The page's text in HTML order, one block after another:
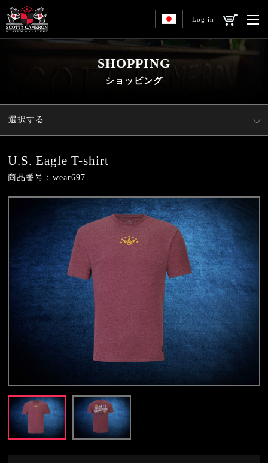
Log in
SHOPPING
ショッピング
選択する
U.S. Eagle T-shirt
商品番号：wear697